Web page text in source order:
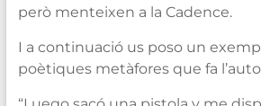
però menteixen a la Cadence.
I a continuació us poso un
poètiques metàfores que fa